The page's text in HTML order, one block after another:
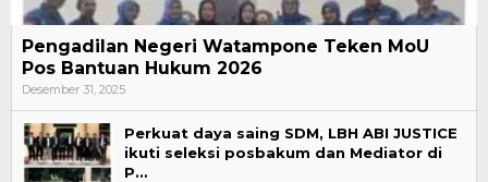
Pengadilan Negeri Watampone Teken MoU
Pos Bantuan Hukum 2026
Desember 31, 2025
Perkuat daya saing SDM, LBH ABI JUSTICE
ikuti seleksi posbakum dan Mediator di
P…